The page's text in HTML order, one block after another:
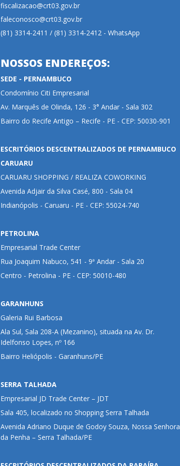
fiscalizacao@crt03.gov.br
faleconosco@crt03.gov.br
(81) 3314-2411 / (81) 3314-2412 - WhatsApp
NOSSOS ENDEREÇOS:
SEDE - PERNAMBUCO
Condomínio Citi Empresarial
Av. Marquês de Olinda, 126 - 3° Andar - Sala 302
Bairro do Recife Antigo – Recife - PE - CEP: 50030-901
ESCRITÓRIOS DESCENTRALIZADOS DE PERNAMBUCO
CARUARU
CARUARU SHOPPING / REALIZA COWORKING
Avenida Adjair da Silva Casé, 800 - Sala 04
Indianópolis - Caruaru - PE - CEP: 55024-740
PETROLINA
Empresarial Trade Center
Rua Joaquim Nabuco, 541 - 9ª Andar - Sala 20
Centro - Petrolina - PE - CEP: 50010-480
GARANHUNS
Galeria Rui Barbosa
Ala Sul, Sala 208-A (Mezanino), situada na Av. Dr.
Idelfonso Lopes, nº 166
Bairro Heliópolis - Garanhuns/PE
SERRA TALHADA
Empresarial JD Trade Center – JDT
Sala 405, localizado no Shopping Serra Talhada
Avenida Adriano Duque de Godoy Souza, Nossa Senhora
da Penha – Serra Talhada/PE